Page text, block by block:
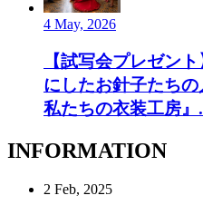
4 May, 2026
【試写会プレゼン
にしたお針子たち
私たちの衣装工房』
INFORMATION
2 Feb, 2025